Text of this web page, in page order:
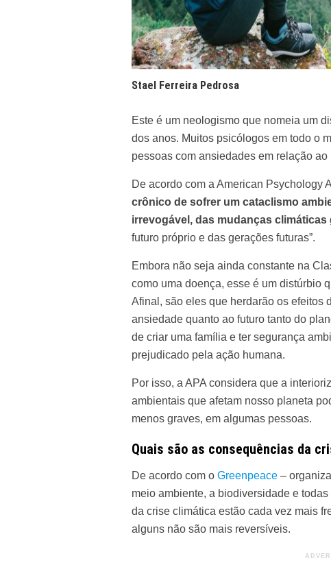
Stael Ferreira Pedrosa
Este é um neologismo que nomeia um
dos anos. Muitos psicólogos em todo o
pessoas com ansiedades em relação ao
De acordo com a American Psychology
crônico de sofrer um cataclismo
irrevogável, das mudanças climáticas
futuro próprio e das gerações futuras”.
Embora não seja ainda constante na
como uma doença, esse é um distúrbio
Afinal, são eles que herdarão os efeitos
ansiedade quanto ao futuro tanto do
de criar uma família e ter segurança
prejudicado pela ação humana.
Por isso, a APA considera que a
ambientais que afetam nosso planeta
menos graves, em algumas pessoas.
Quais são as consequências da
De acordo com o Greenpeace –
meio ambiente, a biodiversidade e
da crise climática estão cada vez mais
alguns não são mais reversíveis.